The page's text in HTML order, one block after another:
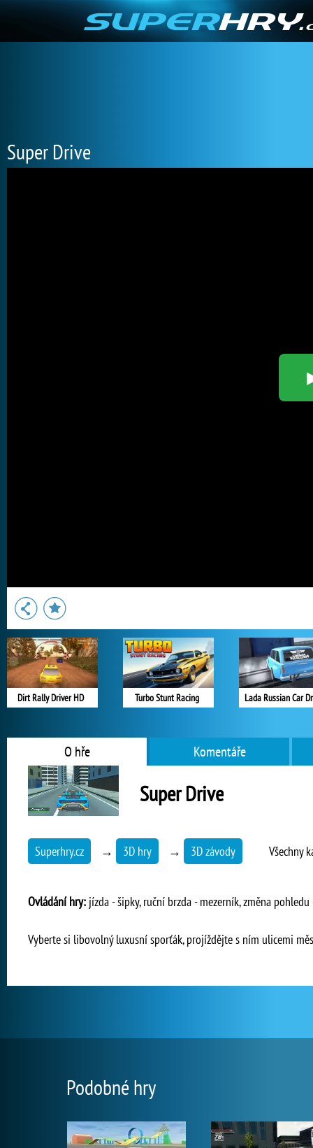
Super Drive
Dirt Rally Driver HD Turbo Stunt Racing Lada Russian Car
O hře Komentáře
Super Drive
Superhry.cz → 3D hry → 3D závody Všechny
Ovládání hry: jízda - šipky, ruční brzda - mezerník, změna pohledu
Vyberte si libovolný luxusní sporťák, projíždějte s ním ulicemi
Podobné hry